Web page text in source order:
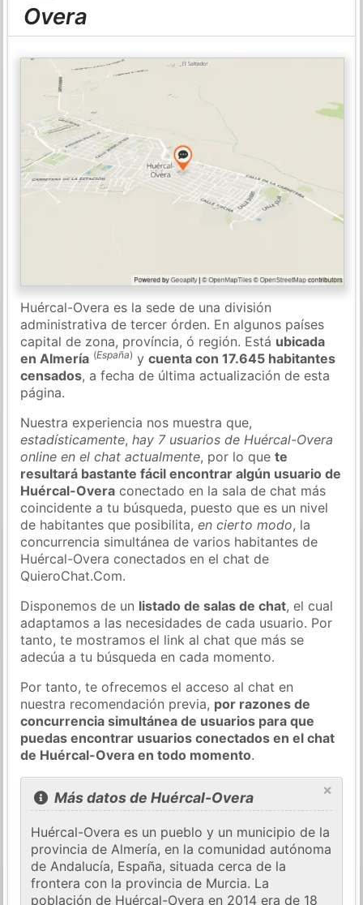
Overa
Huércal-Overa es la sede de una división
administrativa de tercer órden. En algunos países
capital de zona, província, ó región. Está ubicada
en Almería (España) ycuenta con 17.645 habitantes
censados, a fecha de última actualización de esta
página.
Nuestra experiencia nos muestra que,
estadísticamente,hay 7 usuarios de Huércal-Overa
online en el chat actualmente, por lo quete
resultará bastante fácil encontrar algún usuario de
Huércal-Overa conectado en la sala de chat más
coincidente a tu búsqueda, puesto que es un nivel
de habitantes que posibilita,en cierto modo, la
concurrencia simultánea de varios habitantes de
Huércal-Overa conectados en el chat de
QuieroChat.Com.
Disponemos de un listado de salas de chat, el cual
adaptamos a las necesidades de cada usuario. Por
tanto, te mostramos el link al chat que más se
adecúa a tu búsqueda en cada momento.
Por tanto, te ofrecemos el acceso al chat en
nuestra recomendación previa, por razones de
concurrencia simultánea de usuarios para que
puedas encontrar usuarios conectados en el chat
de Huércal-Overa en todo momento.
×
Más datos de Huércal-Overa
Huércal-Overa es un pueblo y un municipio de la
provincia de Almería, en la comunidad autónoma
de Andalucía, España, situada cerca de la
frontera con la provincia de Murcia. La
población de Huércal-Overa en 2014 era de 18